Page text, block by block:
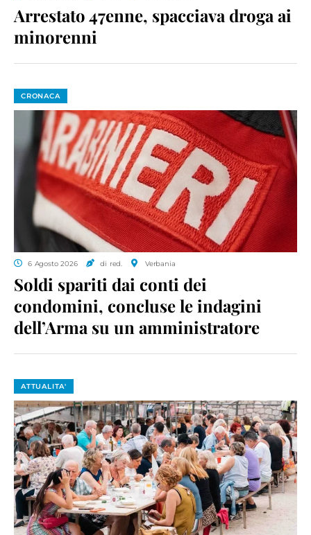
Arrestato 47enne, spacciava droga ai
minorenni
CRONACA
6 Agosto 2026 di red. Verbania
Soldi spariti dai conti dei
condomini, concluse le indagini
dell’Arma su un amministratore
ATTUALITA'